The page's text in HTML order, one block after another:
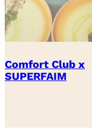
Comfort Club x
SUPERFAIM